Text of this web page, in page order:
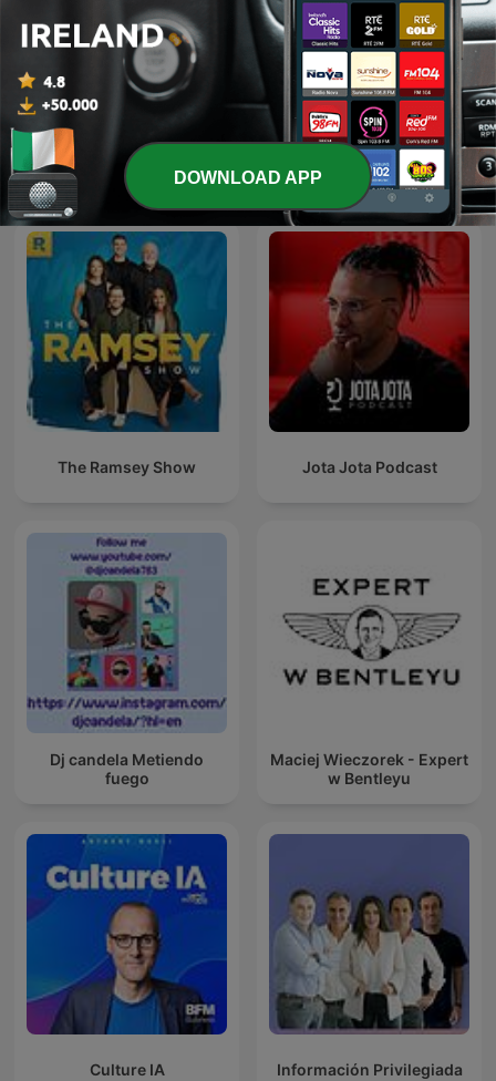
Bloomberg Daybreak
América Latina
iTunes – On Purpose
Magazine
The Ramsey Show Jota Jota Podcast
Dj candela Metiendo
fuego
Maciej Wieczorek - Expert
w Bentleyu
Culture IA Información Privilegiada
DOWNLOAD APP